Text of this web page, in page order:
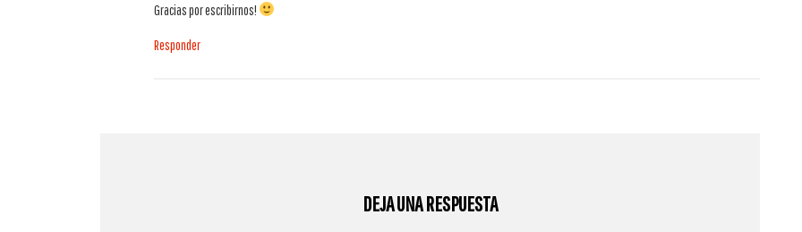
Gracias por escribirnos!
Responder
DEJA UNA RESPUESTA